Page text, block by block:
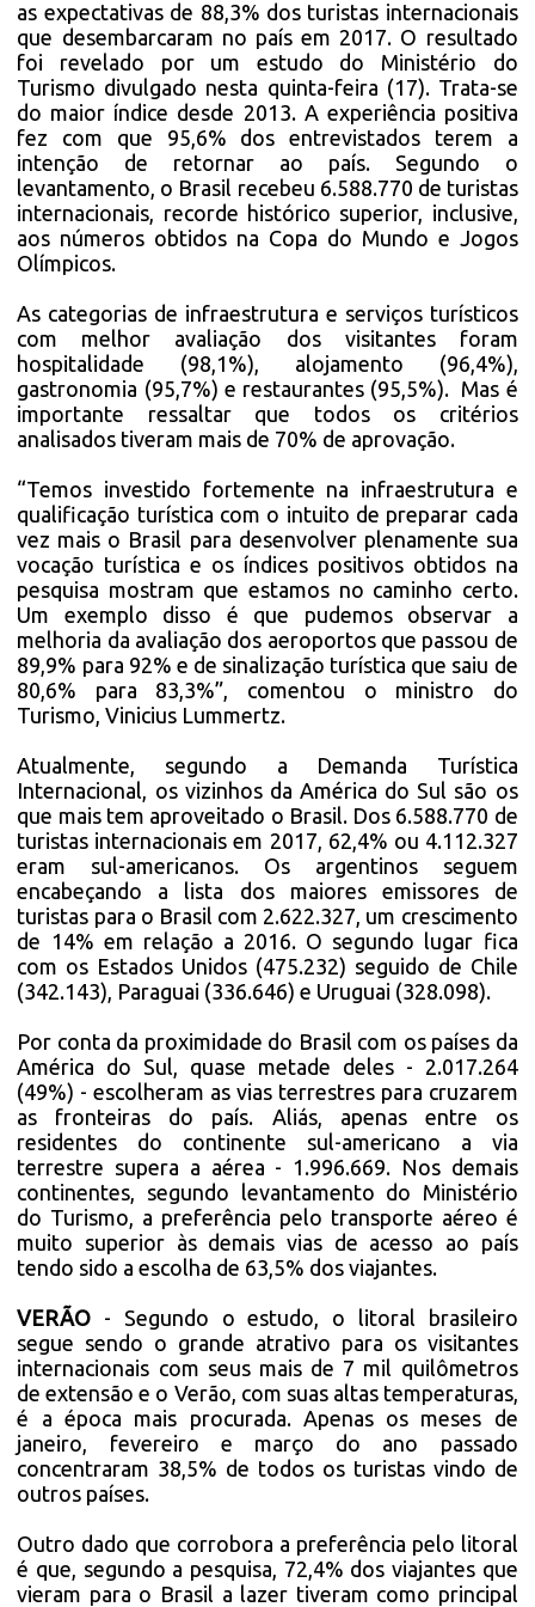
as expectativas de 88,3% dos turistas internacionais
que desembarcaram no país em 2017. O resultado
foi revelado por um estudo do Ministério do
Turismo divulgado nesta quinta-feira (17). Trata-se
do maior índice desde 2013. A experiência positiva
fez com que 95,6% dos entrevistados terem a
intenção de retornar ao país. Segundo o
levantamento, o Brasil recebeu 6.588.770 de turistas
internacionais, recorde histórico superior, inclusive,
aos números obtidos na Copa do Mundo e Jogos
Olímpicos.
As categorias de infraestrutura e serviços turísticos
com melhor avaliação dos visitantes foram
hospitalidade (98,1%), alojamento (96,4%),
gastronomia (95,7%) e restaurantes (95,5%). Mas é
importante ressaltar que todos os critérios
analisados tiveram mais de 70% de aprovação.
“Temos investido fortemente na infraestrutura e
qualificação turística com o intuito de preparar cada
vez mais o Brasil para desenvolver plenamente sua
vocação turística e os índices positivos obtidos na
pesquisa mostram que estamos no caminho certo.
Um exemplo disso é que pudemos observar a
melhoria da avaliação dos aeroportos que passou de
89,9% para 92% e de sinalização turística que saiu de
80,6% para 83,3%”, comentou o ministro do
Turismo, Vinicius Lummertz.
Atualmente, segundo a Demanda Turística
Internacional, os vizinhos da América do Sul são os
que mais tem aproveitado o Brasil. Dos 6.588.770 de
turistas internacionais em 2017, 62,4% ou 4.112.327
eram sul-americanos. Os argentinos seguem
encabeçando a lista dos maiores emissores de
turistas para o Brasil com 2.622.327, um crescimento
de 14% em relação a 2016. O segundo lugar fica
com os Estados Unidos (475.232) seguido de Chile
(342.143), Paraguai (336.646) e Uruguai (328.098).
Por conta da proximidade do Brasil com os países da
América do Sul, quase metade deles - 2.017.264
(49%) - escolheram as vias terrestres para cruzarem
as fronteiras do país. Aliás, apenas entre os
residentes do continente sul-americano a via
terrestre supera a aérea - 1.996.669. Nos demais
continentes, segundo levantamento do Ministério
do Turismo, a preferência pelo transporte aéreo é
muito superior às demais vias de acesso ao país
tendo sido a escolha de 63,5% dos viajantes.
VERÃO - Segundo o estudo, o litoral brasileiro
segue sendo o grande atrativo para os visitantes
internacionais com seus mais de 7 mil quilômetros
de extensão e o Verão, com suas altas temperaturas,
é a época mais procurada. Apenas os meses de
janeiro, fevereiro e março do ano passado
concentraram 38,5% de todos os turistas vindo de
outros países.
Outro dado que corrobora a preferência pelo litoral
é que, segundo a pesquisa, 72,4% dos viajantes que
vieram para o Brasil a lazer tiveram como principal